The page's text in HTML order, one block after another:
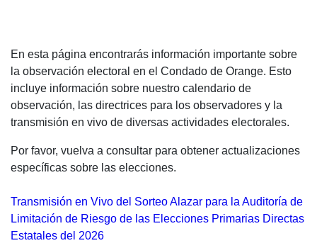
En esta página encontrarás información importante sobre
la observación electoral en el Condado de Orange. Esto
incluye información sobre nuestro calendario de
observación, las directrices para los observadores y la
transmisión en vivo de diversas actividades electorales.
Por favor, vuelva a consultar para obtener actualizaciones
específicas sobre las elecciones.
Transmisión en Vivo del Sorteo Alazar para la Auditoría de
Limitación de Riesgo de las Elecciones Primarias Directas
Estatales del 2026